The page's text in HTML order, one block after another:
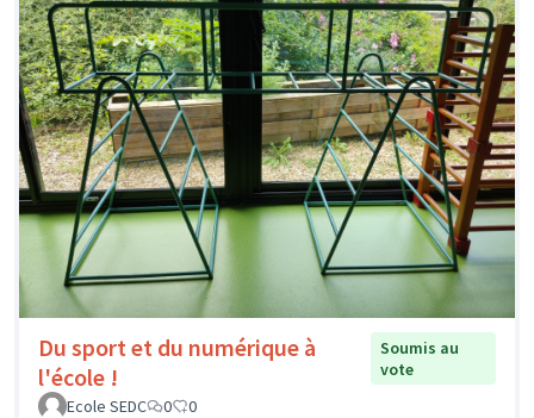
Du sport et du numérique à
l'école !
Soumis au
vote
Ecole SEDC
0 0